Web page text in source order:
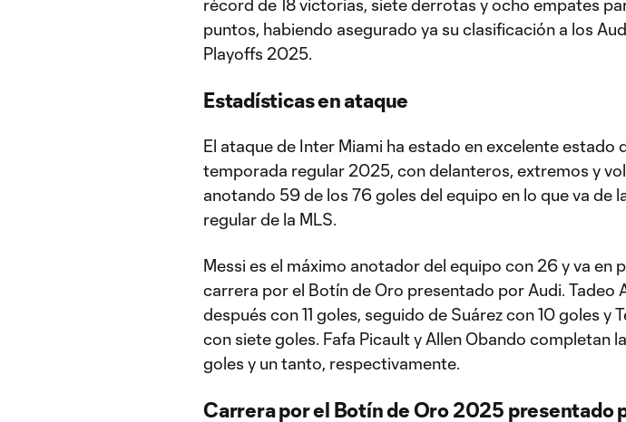
récord de 18 victorias, siete derrotas y ocho empates
puntos, habiendo asegurado ya su clasificación a los
Playoffs 2025.
Estadísticas en ataque
El ataque de Inter Miami ha estado en excelente estado
temporada regular 2025, con delanteros, extremos y
anotando 59 de los 76 goles del equipo en lo que va de
regular de la MLS.
Messi es el máximo anotador del equipo con 26 y va en
carrera por el Botín de Oro presentado por Audi. Tadeo
después con 11 goles, seguido de Suárez con 10 goles y
con siete goles. Fafa Picault y Allen Obando completan
goles y un tanto, respectivamente.
Carrera por el Botín de Oro 2025 presentado